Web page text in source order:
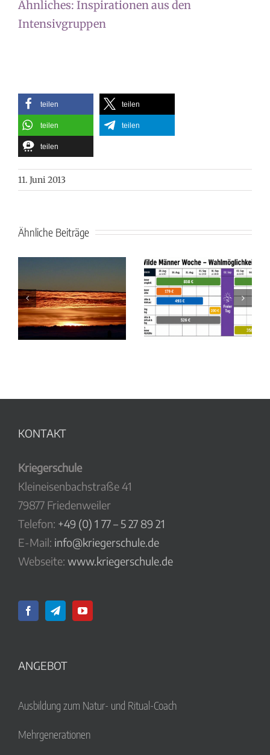
Ähnliches: Inspirationen aus den
Intensivgruppen
teilen teilen
teilen teilen
teilen
11. Juni 2013
Ähnliche Beiträge
Wilde Männer
Woche
Wer bist Du als
Mann in dieser
Zeit?
KONTAKT
Kriegerschule
Kleineisenbachstraße 41
79877 Friedenweiler
Telefon: +49 (0) 1 77 – 5 27 89 21
E-Mail: info@kriegerschule.de
Webseite: www.kriegerschule.de
ANGEBOT
Ausbildung zum Natur- und Ritual-Coach
Mehrgenerationen